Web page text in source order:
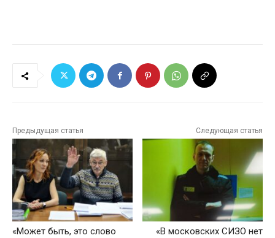
Предыдущая статья
«Может быть, это слово
Следующая статья
«В московских СИЗО нет